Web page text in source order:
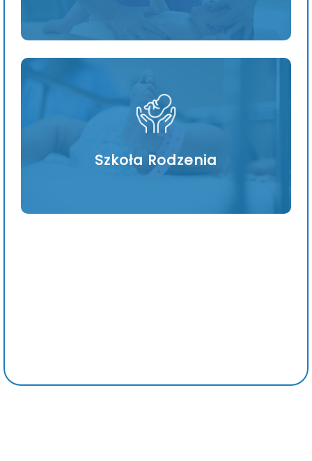
Szkoła Rodzenia